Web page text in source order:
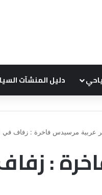
دليل المنشآت
عربية مرسيدس فاخرة : زفاف في
:
ع
ر